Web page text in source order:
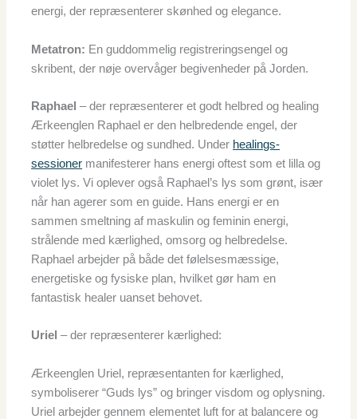
energi, der repræsenterer skønhed og elegance.
Metatron: En guddommelig registreringsengel og
skribent, der nøje overvåger begivenheder på Jorden.
Raphael – der repræsenterer et godt helbred og healing
Ærkeenglen Raphael er den helbredende engel, der
støtter helbredelse og sundhed. Under healings-
sessioner manifesterer hans energi oftest som et lilla og
violet lys. Vi oplever også Raphael’s lys som grønt, især
når han agerer som en guide. Hans energi er en
sammen smeltning af maskulin og feminin energi,
strålende med kærlighed, omsorg og helbredelse.
Raphael arbejder på både det følelsesmæssige,
energetiske og fysiske plan, hvilket gør ham en
fantastisk healer uanset behovet.
Uriel – der repræsenterer kærlighed:
Ærkeenglen Uriel, repræsentanten for kærlighed,
symboliserer “Guds lys” og bringer visdom og oplysning.
Uriel arbejder gennem elementet luft for at balancere og